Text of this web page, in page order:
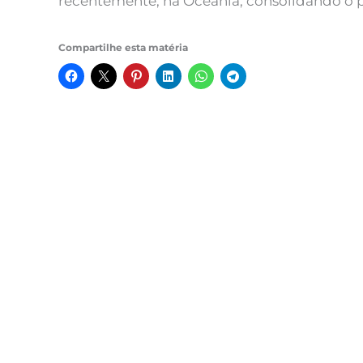
Compartilhe esta matéria